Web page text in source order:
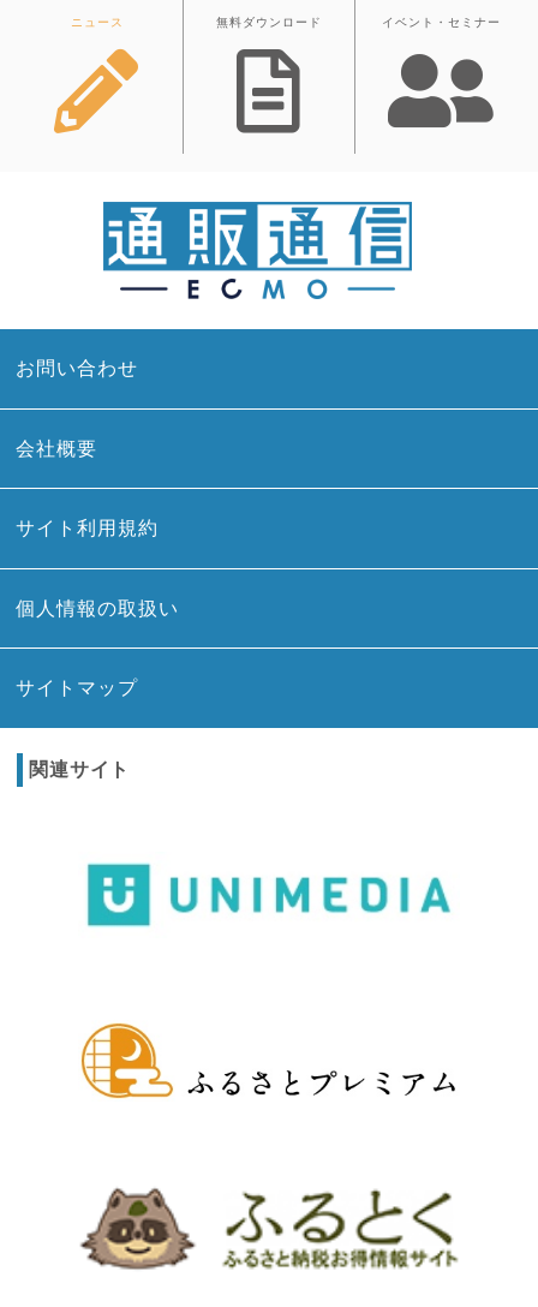
ニュース 無料ダウンロード イベント・セミナー
お問い合わせ
会社概要
サイト利用規約
個人情報の取扱い
サイトマップ
関連サイト